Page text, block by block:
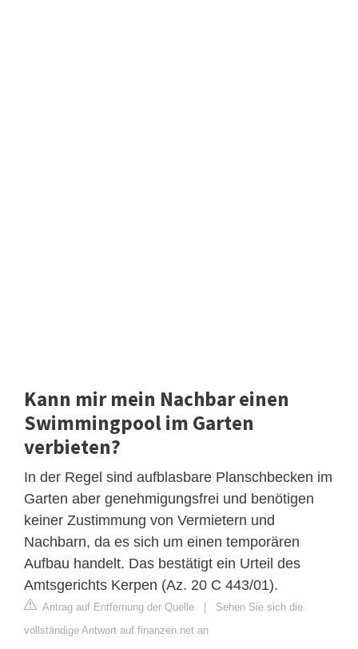
Kann mir mein Nachbar einen
Swimmingpool im Garten
verbieten?
In der Regel sind aufblasbare Planschbecken im
Garten aber genehmigungsfrei und benötigen
keiner Zustimmung von Vermietern und
Nachbarn, da es sich um einen temporären
Aufbau handelt. Das bestätigt ein Urteil des
Amtsgerichts Kerpen (Az. 20 C 443/01).
Antrag auf Entfernung der Quelle | Sehen Sie sich die
vollständige Antwort auf finanzen.net an